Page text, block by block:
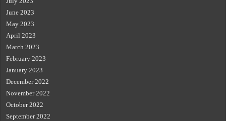
June 2023
May 2023
April 2023
March 2023
February 2023
January 2023
December 2022
November 2022
October 2022
September 2022